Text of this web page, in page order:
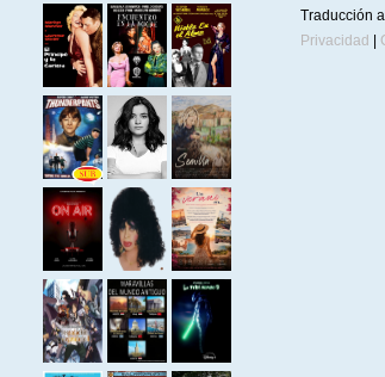
Traducción
Privacidad